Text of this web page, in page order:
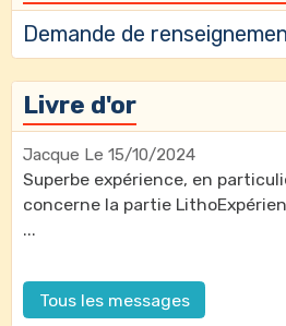
Demande de
Livre d'or
Jacque Le 15/10/2024
Superbe expérience, en
concerne la partie
...
Tous les messages